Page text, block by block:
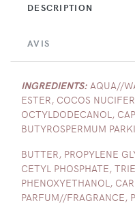
DESCRIPTION
AVIS
INGREDIENTS: AQUA//
ESTER, COCOS
OCTYLDODECANOL,
BUTYROSPERMUM
BUTTER, PROPYLENE
CETYL PHOSPHATE,
PHENOXYETHANOL,
PARFUM//FRAGRANCE,